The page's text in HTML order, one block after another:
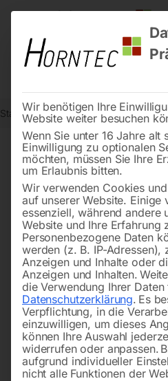
Start Drucklufttechnologie
Wir benötigen Ihre
Website weiter besuchen
Wenn Sie unter 16 Jahre alt
Einwilligung zu optionalen
möchten, müssen Sie Ihre
um Erlaubnis bitten.
Wir verwenden Cookies
auf unserer Website. Einige
essenziell, während andere
Website und Ihre Erfahrung
Personenbezogene Daten
werden (z. B. IP-Adressen),
Anzeigen und Inhalte oder
Anzeigen und Inhalten.
die Verwendung Ihrer
Datenschutzerklärung. Es
Verpflichtung, in die
einzuwilligen, um dieses
können Ihre Auswahl
widerrufen oder anpassen.
aufgrund individueller
nicht alle Funktionen der